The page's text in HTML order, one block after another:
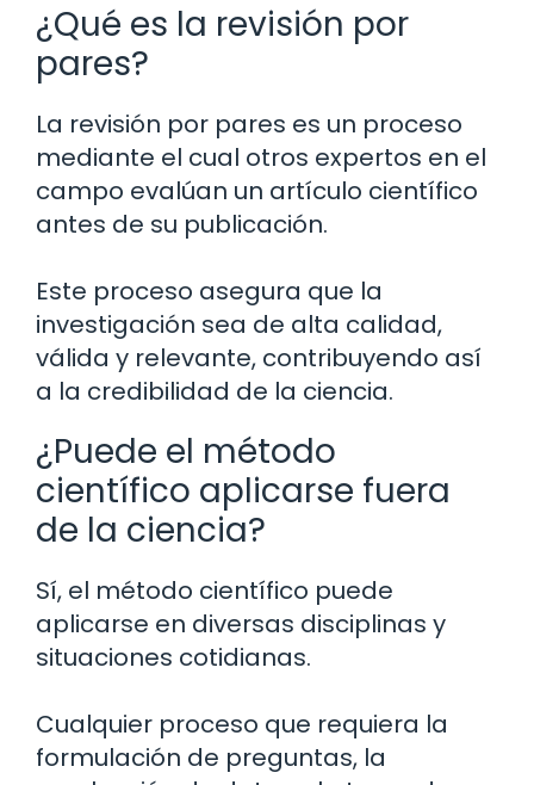
¿Qué es la revisión por
pares?
La revisión por pares es un proceso
mediante el cual otros expertos en el
campo evalúan un artículo científico
antes de su publicación.
Este proceso asegura que la
investigación sea de alta calidad,
válida y relevante, contribuyendo así
a la credibilidad de la ciencia.
¿Puede el método
científico aplicarse fuera
de la ciencia?
Sí, el método científico puede
aplicarse en diversas disciplinas y
situaciones cotidianas.
Cualquier proceso que requiera la
formulación de preguntas, la